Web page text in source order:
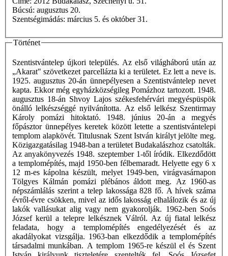
Búcsú: augusztus 20.
Szentségimádás: március 5. és október 31.
Történet
Szentistvántelep újkori település. Az első világháború után az
„Akarat" szövetkezet parcellázta ki a területet. Ez lett a neve is.
1925. augusztus 20-án ünnepélyesen a Szentistvántelep nevet
kapta. Ekkor még egyházközségileg Pomázhoz tartozott. 1948.
augusztus 18-án Shvoy Lajos székesfehérvári megyéspüspök
önálló lelkészséggé nyilvánította. Az első lelkész Szentirmay
Károly pomázi hitoktató. 1948. június 20-án a megyés
főpásztor ünnepélyes keretek között letette a szentistvántelepi
templom alapkövét. Titulusnak Szent István királyt jelölte meg.
Közigazgatásilag 1948-ban a területet Budakalászhoz csatolták.
Az anyakönyvezés 1948. szeptember 1-től íródik. Elkezdődött
a templomépítés, majd 1950-ben félbemaradt. Helyette egy 6 x
12 m-es kápolna készült, melyet 1949-ben, virágvasárnapon
Tölgyes Kálmán pomázi plébános áldott meg. Az 1960-as
népszámlálás szerint a telep lakossága 828 fő. A hívek száma
évről-évre csökken, mivel az idős lakosság elhalálozik és az új
lakók vallásukat alig vagy nem gyakorolják. 1962-ben Soós
József kerül a telepre lelkésznek Válról. Az új fiatal lelkész
feladata, hogy a templomépítés engedélyezését és az
akadályokat vizsgálja. 1963-ban elkezdődik a templomépítés
társadalmi munkában. A templom 1965-re készül el és Szent